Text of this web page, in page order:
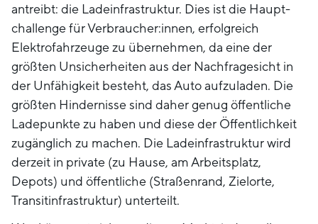
antreibt: die Ladeinfrastruktur. Dies ist die Haupt-
challenge für Verbraucher:innen, erfolgreich
Elektrofahrzeuge zu übernehmen, da eine der
größten Unsicherheiten aus der Nachfragesicht in
der Unfähigkeit besteht, das Auto aufzuladen. Die
größten Hindernisse sind daher genug öffentliche
Ladepunkte zu haben und diese der Öffentlichkeit
zugänglich zu machen. Die Ladeinfrastruktur wird
derzeit in private (zu Hause, am Arbeitsplatz,
Depots) und öffentliche (Straßenrand, Zielorte,
Transitinfrastruktur) unterteilt.